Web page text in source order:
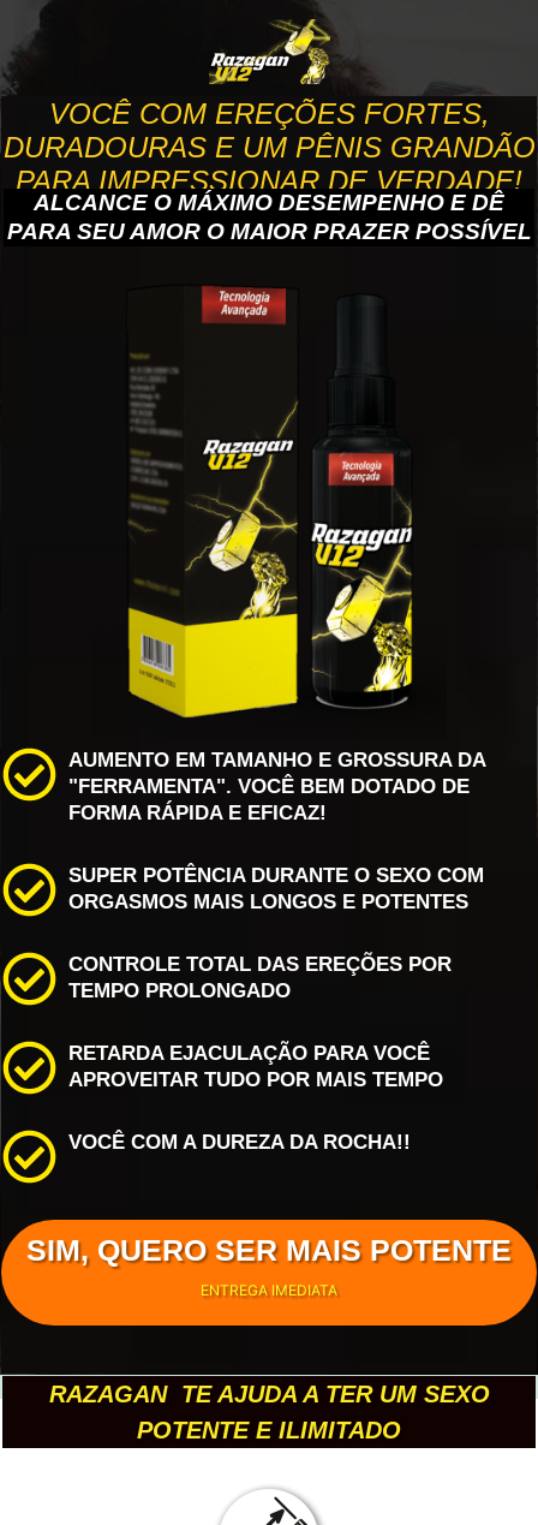
VOCÊ COM EREÇÕES FORTES,
DURADOURAS E UM PÊNIS GRANDÃO
PARA IMPRESSIONAR DE VERDADE!
ALCANCE O MÁXIMO DESEMPENHO E DÊ
PARA SEU AMOR O MAIOR PRAZER POSSÍVEL
AUMENTO EM TAMANHO E GROSSURA DA
"FERRAMENTA". VOCÊ BEM DOTADO DE
FORMA RÁPIDA E EFICAZ!
SUPER POTÊNCIA DURANTE O SEXO COM
ORGASMOS MAIS LONGOS E POTENTES
CONTROLE TOTAL DAS EREÇÕES POR
TEMPO PROLONGADO
RETARDA EJACULAÇÃO PARA VOCÊ
APROVEITAR TUDO POR MAIS TEMPO
VOCÊ COM A DUREZA DA ROCHA!!
SIM, QUERO SER MAIS POTENTE
ENTREGA IMEDIATA
RAZAGAN TE AJUDA A TER UM SEXO
POTENTE E ILIMITADO